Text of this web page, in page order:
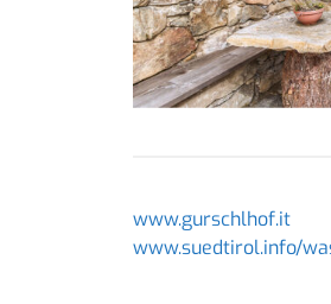
www.gurschlhof.it
www.suedtirol.info/